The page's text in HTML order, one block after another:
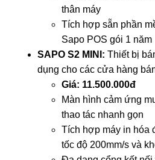
thân máy
Tích hợp sẵn phần
Sapo POS gói 1 năm
SAPO S2 MINI: Thiết bị
dụng cho các cửa hàng
Giá: 11.500.000đ
Màn hình cảm ứng
thao tác nhanh gọn
Tích hợp máy in hóa
tốc độ 200mm/s và